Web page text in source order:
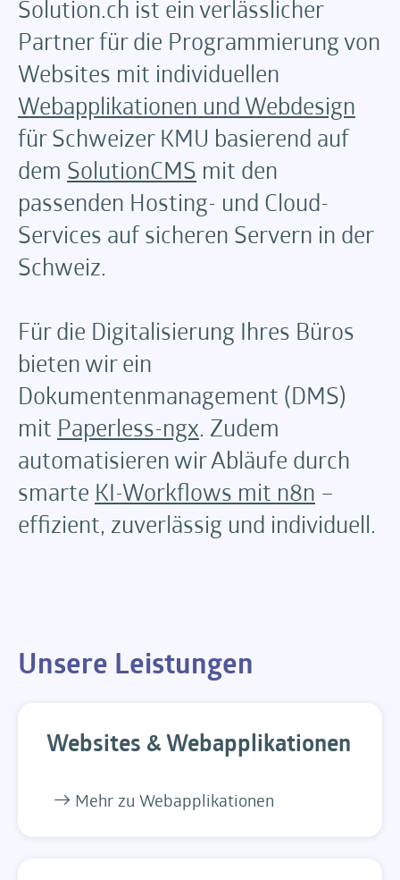
Solution.ch ist ein verlässlicher
Partner für die Programmierung von
Websites mit individuellen
Webapplikationen und Webdesign
für Schweizer KMU basierend auf
dem SolutionCMS mit den
passenden Hosting- und Cloud-
Services auf sicheren Servern in der
Schweiz.
Für die Digitalisierung Ihres Büros
bieten wir ein
Dokumentenmanagement (DMS)
mit Paperless-ngx. Zudem
automatisieren wir Abläufe durch
smarte KI-Workflows mit n8n –
effizient, zuverlässig und individuell.
Unsere Leistungen
Websites & Webapplikationen
Mehr zu Webapplikationen